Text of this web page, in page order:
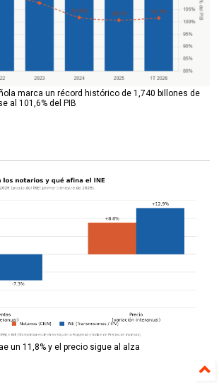
marca un récord histórico de 1,740 billones de
al 101,6% del PIB
un 11,8% y el precio sigue al alza